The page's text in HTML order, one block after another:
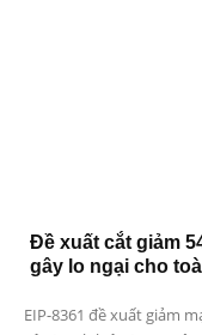
Đề xuất cắt giảm
gây lo ngại cho
EIP-8361 đề xuất giảm